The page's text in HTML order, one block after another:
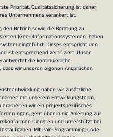
Priorität. Qualitätssicherung ist daher
Unternehmens verankert ist.
den Betrieb sowie die Beratung zu
(Geo-)Informationssystemen haben
eingeführt. Dieses entspricht den
ist entsprechend zertifiziert. Unser
die kontinuierliche
wir unseren eigenen Ansprüchen
haben wir zusätzliche
mit unserem Entwicklungsteam,
erarbeiten wir ein projektspezifisches
geht über in die Anleitung zur
Diensten und unterstützt bei
Mit Pair-Programming, Code-